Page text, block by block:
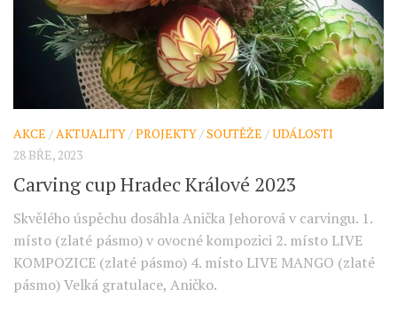
AKCE /AKTUALITY/PROJEKTY/SOUTĚŽE /UDÁLOSTI
28 BŘE, 2023
Carving cup Hradec Králové 2023
Skvělého úspěchu dosáhla Anička Jehorová v carvingu. 1.
místo (zlaté pásmo) v ovocné kompozici 2. místo LIVE
KOMPOZICE (zlaté pásmo) 4. místo LIVE MANGO (zlaté
pásmo) Velká gratulace, Aničko.